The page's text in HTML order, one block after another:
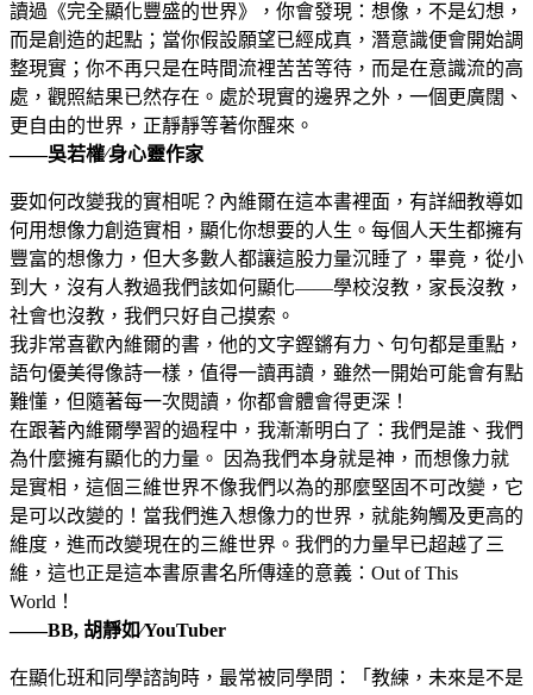
讀過《完全顯化豐盛的世界》，你會發現：想像，不是幻想，
而是創造的起點；當你假設願望已經成真，潛意識便會開始調
整現實；你不再只是在時間流裡苦苦等待，而是在意識流的高
處，觀照結果已然存在。處於現實的邊界之外，一個更廣闊、
更自由的世界，正靜靜等著你醒來。
——吳若權∕身心靈作家
要如何改變我的實相呢？內維爾在這本書裡面，有詳細教導如
何用想像力創造實相，顯化你想要的人生。每個人天生都擁有
豐富的想像力，但大多數人都讓這股力量沉睡了，畢竟，從小
到大，沒有人教過我們該如何顯化——學校沒教，家長沒教，
社會也沒教，我們只好自己摸索。
我非常喜歡內維爾的書，他的文字鏗鏘有力、句句都是重點，
語句優美得像詩一樣，值得一讀再讀，雖然一開始可能會有點
難懂，但隨著每一次閱讀，你都會體會得更深！
在跟著內維爾學習的過程中，我漸漸明白了：我們是誰、我們
為什麼擁有顯化的力量。 因為我們本身就是神，而想像力就
是實相，這個三維世界不像我們以為的那麼堅固不可改變，它
是可以改變的！當我們進入想像力的世界，就能夠觸及更高的
維度，進而改變現在的三維世界。我們的力量早已超越了三
維，這也正是這本書原書名所傳達的意義：Out of This
World！
——BB, 胡靜如∕YouTuber
在顯化班和同學諮詢時，最常被同學問：「教練，未來是不是